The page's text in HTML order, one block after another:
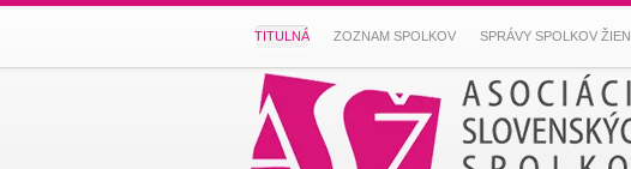
TITULNÁ ZOZNAM SPOLKOV SPRÁVY SPOLKOV ŽIEN